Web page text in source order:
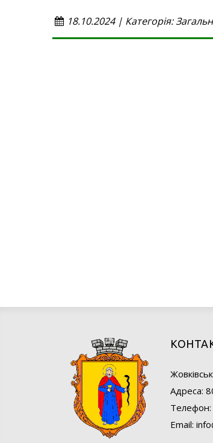
18.10.2024 | Категорія:
Адреса:
Email: